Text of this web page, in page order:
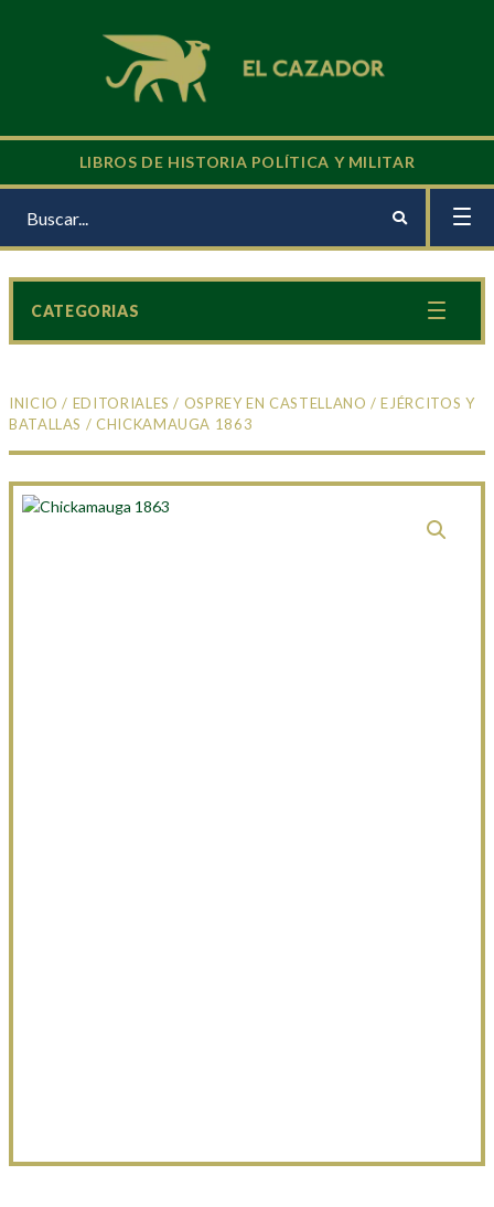
LIBROS DE HISTORIA POLÍTICA Y MILITAR
INICIO / EDITORIALES / OSPREY EN CASTELLANO /EJÉRCITOS Y
BATALLAS / CHICKAMAUGA 1863
CATEGORIAS